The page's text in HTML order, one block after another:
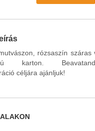
rózsaszín
karton.
céljára ajánljuk!